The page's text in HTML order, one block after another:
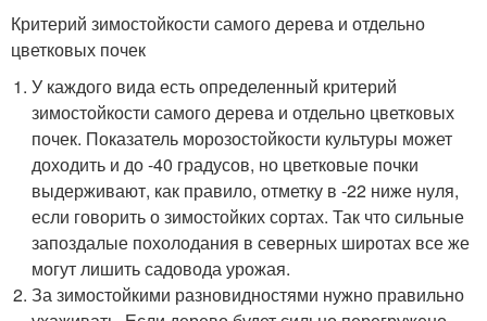
Критерий зимостойкости самого дерева и отдельно
цветковых почек
У каждого вида есть определенный критерий
зимостойкости самого дерева и отдельно цветковых
почек. Показатель морозостойкости культуры может
доходить и до -40 градусов, но цветковые почки
выдерживают, как правило, отметку в -22 ниже нуля,
если говорить о зимостойких сортах. Так что сильные
запоздалые похолодания в северных широтах все же
могут лишить садовода урожая.
За зимостойкими разновидностями нужно правильно